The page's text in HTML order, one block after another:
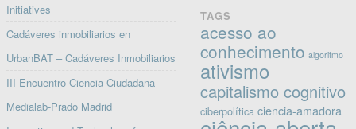
Initiatives
Cadáveres inmobiliarios en
UrbanBAT – Cadáveres Inmobiliarios
III Encuentro Ciencia Ciudadana -
Medialab-Prado Madrid
TAGS
acesso ao
conhecimento algoritmo
ativismo
capitalismo cognitivo
ciberpolítica ciencia-amadora